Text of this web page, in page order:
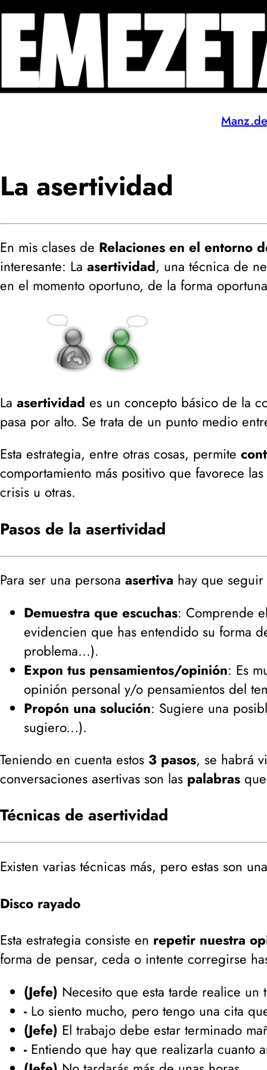
La asertividad
En mis clases de Relaciones en el entorno
interesante: La asertividad, una técnica de
en el momento oportuno, de la forma
La asertividad es un concepto básico de la
pasa por alto. Se trata de un punto medio
Esta estrategia, entre otras cosas, permite
comportamiento más positivo que favorece
crisis u otras.
Pasos de la asertividad
Para ser una persona asertiva hay que
Demuestra que escuchas: Comprende
evidencien que has entendido su forma
problema...).
Expon tus pensamientos/opinión: Es
opinión personal y/o pensamientos del
Propón una solución: Sugiere una
sugiero...).
Teniendo en cuenta estos 3 pasos, se habrá
conversaciones asertivas son las palabras
Técnicas de asertividad
Existen varias técnicas más, pero estas son
Disco rayado
Esta estrategia consiste en repetir nuestra
forma de pensar, ceda o intente corregirse
(Jefe) Necesito que esta tarde realice un
- Lo siento mucho, pero tengo una cita
(Jefe) El trabajo debe estar terminado
- Entiendo que hay que realizarla cuanto